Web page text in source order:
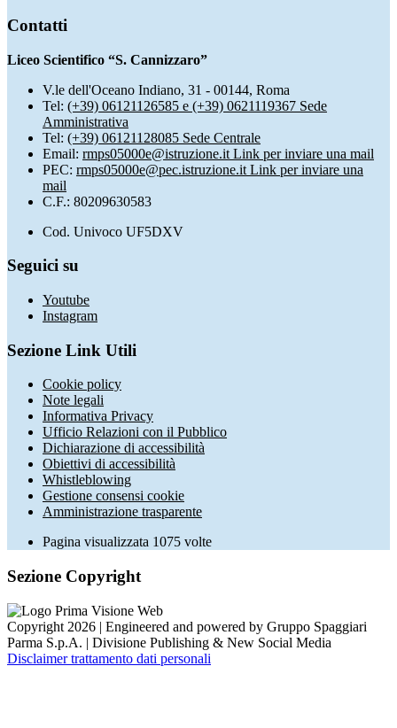
Contatti
Liceo Scientifico “S. Cannizzaro”
V.le dell'Oceano Indiano, 31 - 00144, Roma
Tel: (+39) 06121126585 e (+39) 0621119367 Sede
Amministrativa
Tel: (+39) 06121128085 Sede Centrale
Email: rmps05000e@istruzione.it Link per inviare una mail
PEC: rmps05000e@pec.istruzione.it Link per inviare una
mail
C.F.: 80209630583
Cod. Univoco UF5DXV
Seguici su
Youtube
Instagram
Sezione Link Utili
Cookie policy
Note legali
Informativa Privacy
Ufficio Relazioni con il Pubblico
Dichiarazione di accessibilità
Obiettivi di accessibilità
Whistleblowing
Gestione consensi cookie
Amministrazione trasparente
Pagina visualizzata 1075 volte
Sezione Copyright
Copyright 2026 | Engineered and powered by Gruppo Spaggiari
Parma S.p.A. | Divisione Publishing & New Social Media
Disclaimer trattamento dati personali